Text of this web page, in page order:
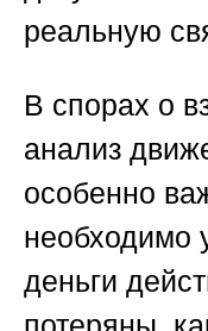
реальную
В спорах о
анализ
особенно
необходимо
деньги